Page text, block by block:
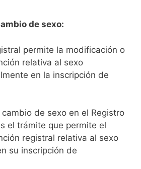
de sexo:
permite la modificación o
relativa al sexo
en la inscripción de
de sexo en el Registro
el trámite que permite el
registral relativa al sexo
su inscripción de